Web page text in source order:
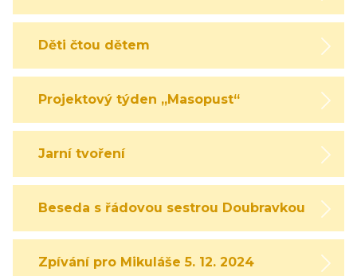
Děti čtou dětem
Projektový týden „Masopust“
Jarní tvoření
Beseda s řádovou sestrou Doubravkou
Zpívání pro Mikuláše 5. 12. 2024